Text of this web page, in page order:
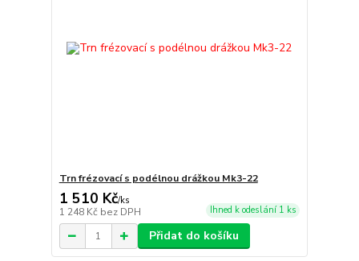
Trn frézovací s podélnou drážkou Mk3-22
1 510 Kč/ks
1 248 Kč bez DPH Ihned k odeslání 1 ks
Přidat do košíku